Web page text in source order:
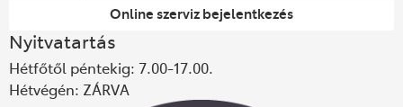
Online szerviz bejelentkezés
Nyitvatartás
Hétfőtől péntekig: 7.00-17.00.
Hétvégén: ZÁRVA